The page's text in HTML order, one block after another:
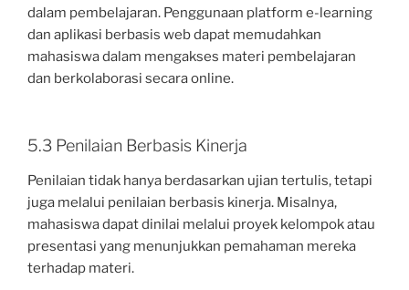
dalam pembelajaran. Penggunaan platform e-learning
dan aplikasi berbasis web dapat memudahkan
mahasiswa dalam mengakses materi pembelajaran
dan berkolaborasi secara online.
5.3 Penilaian Berbasis Kinerja
Penilaian tidak hanya berdasarkan ujian tertulis, tetapi
juga melalui penilaian berbasis kinerja. Misalnya,
mahasiswa dapat dinilai melalui proyek kelompok atau
presentasi yang menunjukkan pemahaman mereka
terhadap materi.